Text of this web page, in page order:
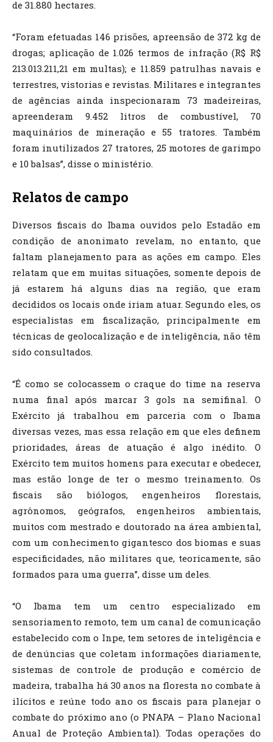
de 31.880 hectares.
“Foram efetuadas 146 prisões, apreensão de 372 kg de
drogas; aplicação de 1.026 termos de infração (R$ R$
213.013.211,21 em multas); e 11.859 patrulhas navais e
terrestres, vistorias e revistas. Militares e integrantes
de agências ainda inspecionaram 73 madeireiras,
apreenderam 9.452 litros de combustível, 70
maquinários de mineração e 55 tratores. Também
foram inutilizados 27 tratores, 25 motores de garimpo
e 10 balsas”, disse o ministério.
Relatos de campo
Diversos fiscais do Ibama ouvidos pelo Estadão em
condição de anonimato revelam, no entanto, que
faltam planejamento para as ações em campo. Eles
relatam que em muitas situações, somente depois de
já estarem há alguns dias na região, que eram
decididos os locais onde iriam atuar. Segundo eles, os
especialistas em fiscalização, principalmente em
técnicas de geolocalização e de inteligência, não têm
sido consultados.
“É como se colocassem o craque do time na reserva
numa final após marcar 3 gols na semifinal. O
Exército já trabalhou em parceria com o Ibama
diversas vezes, mas essa relação em que eles definem
prioridades, áreas de atuação é algo inédito. O
Exército tem muitos homens para executar e obedecer,
mas estão longe de ter o mesmo treinamento. Os
fiscais são biólogos, engenheiros florestais,
agrônomos, geógrafos, engenheiros ambientais,
muitos com mestrado e doutorado na área ambiental,
com um conhecimento gigantesco dos biomas e suas
especificidades, não militares que, teoricamente, são
formados para uma guerra”, disse um deles.
“O Ibama tem um centro especializado em
sensoriamento remoto, tem um canal de comunicação
estabelecido com o Inpe, tem setores de inteligência e
de denúncias que coletam informações diariamente,
sistemas de controle de produção e comércio de
madeira, trabalha há 30 anos na floresta no combate à
ilícitos e reúne todo ano os fiscais para planejar o
combate do próximo ano (o PNAPA – Plano Nacional
Anual de Proteção Ambiental). Todas operações do